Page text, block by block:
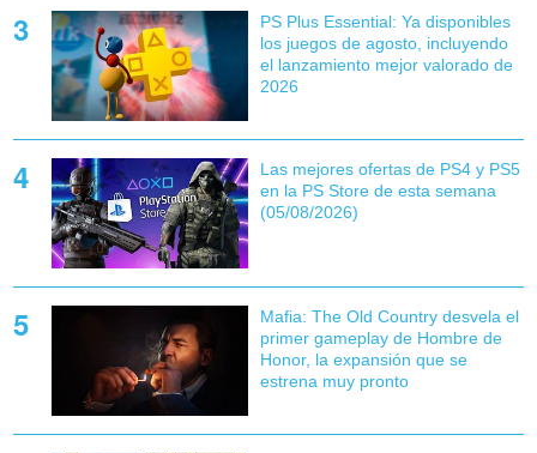
PS Plus Essential: Ya disponibles
los juegos de agosto, incluyendo
el lanzamiento mejor valorado de
2026
Las mejores ofertas de PS4 y PS5
en la PS Store de esta semana
(05/08/2026)
Mafia: The Old Country desvela el
primer gameplay de Hombre de
Honor, la expansión que se
estrena muy pronto